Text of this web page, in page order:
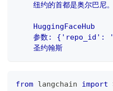
    纽约的首都是奥尔巴尼。
    HuggingFaceHub
参数: {'repo_id':
    圣约翰斯
from langchain import